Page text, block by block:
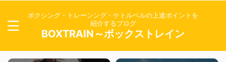
ボクシング・トレーンング・ケトルベルの上達ポイントを
紹介するブログ
BOXTRAIN～ボックストレイン